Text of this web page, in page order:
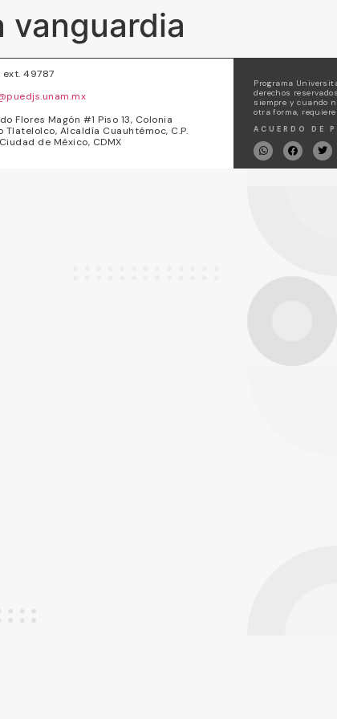
vanguardia
ext. 49787
Flores Magón #1 Piso 13, Colonia
Tlatelolco, Alcaldía Cuauhtémoc, C.P.
de México, CDMX
Programa
derechos
siempre y cuando
otra forma,
ACUERDO DE